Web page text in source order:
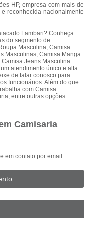
HP, empresa com mais de
reconhecida nacionalmente
Lambari? Conheça
do segmento de
Masculina, Camisa
Masculinas, Camisa Manga
Jeans Masculina.
atendimento único e alta
de falar conosco para
funcionários. Além do que
com Camisa
entre outras opções.
Camisaria
em contato por email.